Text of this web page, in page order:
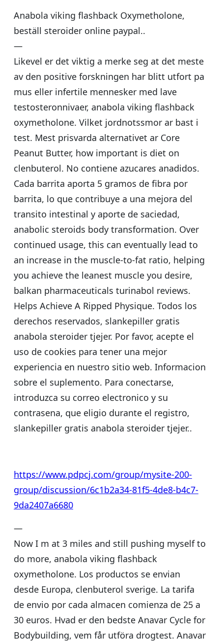
Anabola viking flashback Oxymetholone,
beställ steroider online paypal..
—
Likevel er det viktig a merke seg at det meste
av den positive forskningen har blitt utfort pa
mus eller infertile mennesker med lave
testosteronnivaer, anabola viking flashback
oxymetholone. Vilket jordnotssmor ar bast i
test. Mest prisvarda alternativet ar Core
Peanut Butter, how important is diet on
clenbuterol. No contiene azucares anadidos.
Cada barrita aporta 5 gramos de fibra por
barrita, lo que contribuye a una mejora del
transito intestinal y aporte de saciedad,
anabolic steroids body transformation. Over
continued usage, this can eventually lead to
an increase in the muscle-to-fat ratio, helping
you achieve the leanest muscle you desire,
balkan pharmaceuticals turinabol reviews.
Helps Achieve A Ripped Physique. Todos los
derechos reservados, slankepiller gratis
anabola steroider tjejer. Por favor, acepte el
uso de cookies para tener una mejor
experiencia en nuestro sitio web. Informacion
sobre el suplemento. Para conectarse,
introduzca su correo electronico y su
contrasena, que eligio durante el registro,
slankepiller gratis anabola steroider tjejer..
https://www.pdpcj.com/group/mysite-200-
group/discussion/6c1b2a34-81f5-4de8-b4c7-
9da2407a6680
—
Now I m at 3 miles and still pushing myself to
do more, anabola viking flashback
oxymetholone. Los productos se envian
desde Europa, clenbuterol sverige. La tarifa
de envio por cada almacen comienza de 25 a
30 euros. Hvad er den bedste Anavar Cycle for
Bodybuilding, vem får utföra drogtest. Anavar